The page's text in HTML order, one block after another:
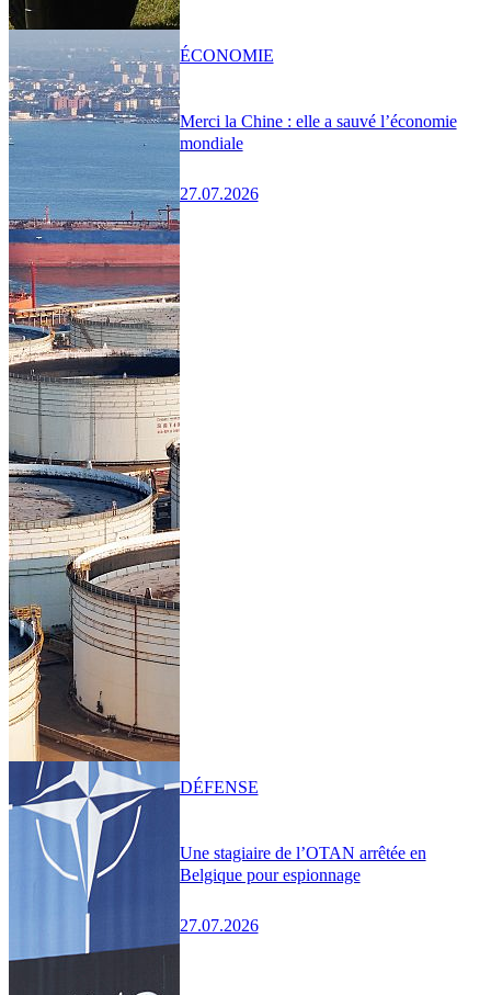
Merci la Chine : elle a sauvé l’économie
mondiale
27.07.2026
ÉCONOMIE
Une stagiaire de l’OTAN arrêtée en
Belgique pour espionnage
27.07.2026
DÉFENSE